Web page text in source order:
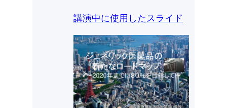
講演中に使用したスライド